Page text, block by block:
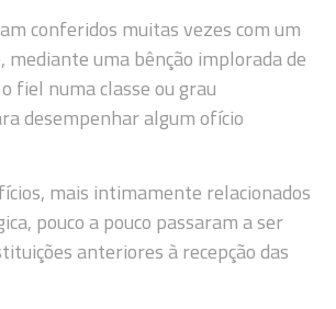
conferidos muitas vezes com um
mediante uma bênção implorada de
fiel numa classe ou grau
desempenhar algum ofício
mais intimamente relacionados
pouco a pouco passaram a ser
anteriores à recepção das